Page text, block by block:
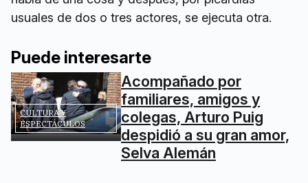
usuales de dos o tres actores, se ejecuta otra.
Puede interesarte
CULTURA Y
ESPECTÁCULOS
Acompañado por
familiares, amigos y
colegas, Arturo Puig
despidió a su gran amor,
Selva Alemán